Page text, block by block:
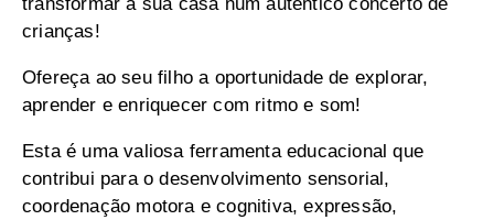
crianças!
Ofereça ao seu filho a oportunidade de explorar,
aprender e enriquecer com ritmo e som!
Esta é uma valiosa ferramenta educacional que
contribui para o desenvolvimento sensorial,
coordenação motora e cognitiva, expressão,